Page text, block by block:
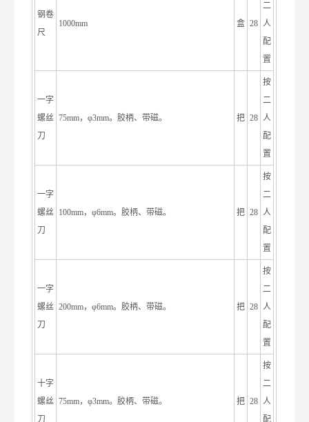
钢卷
尺
1000mm 盒 28
二
人
配
置
一字
螺丝
刀
75mm，φ3mm。胶柄、带磁。 把 28
按
二
人
配
置
一字
螺丝
刀
100mm，φ6mm。胶柄、带磁。 把 28
按
二
人
配
置
一字
螺丝
刀
200mm，φ6mm。胶柄、带磁。 把 28
按
二
人
配
置
十字
螺丝
刀
75mm，φ3mm。胶柄、带磁。 把 28
按
二
人
配